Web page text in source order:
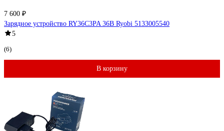
7 600 ₽
Зарядное устройство RY36C3PA 36В Ryobi 5133005540
5
(6)
В корзину